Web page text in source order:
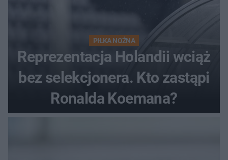
PIŁKA NOŻNA
Reprezentacja Holandii wciąż
bez selekcjonera. Kto zastąpi
Ronalda Koemana?